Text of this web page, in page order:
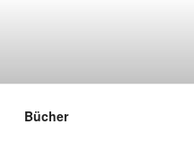
Bücher